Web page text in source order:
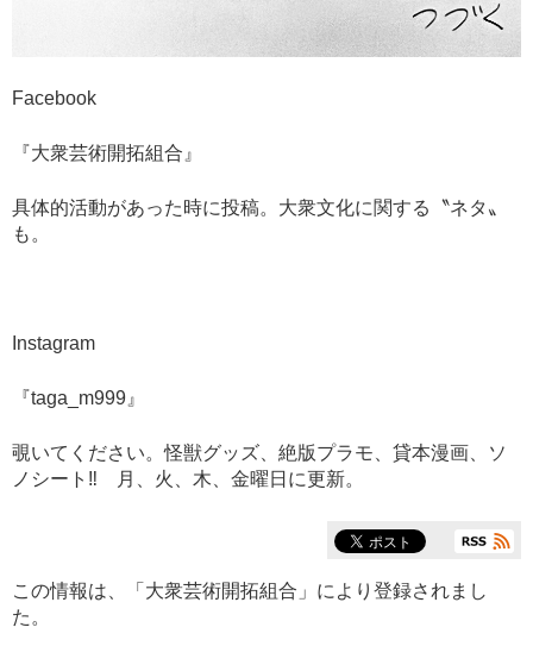
Facebook
『大衆芸術開拓組合 』
具体的活動があった時に投稿。大衆文化に関する〝ネタ〟
も。
Instagram
『taga_m999 』
覗いてください。怪獣グッズ、絶版プラモ、貸本漫画、ソ
ノシート‼︎ 月、火、木、金曜日に更新。
この情報は、「 大衆芸術開拓組合 」により登録されまし
た。